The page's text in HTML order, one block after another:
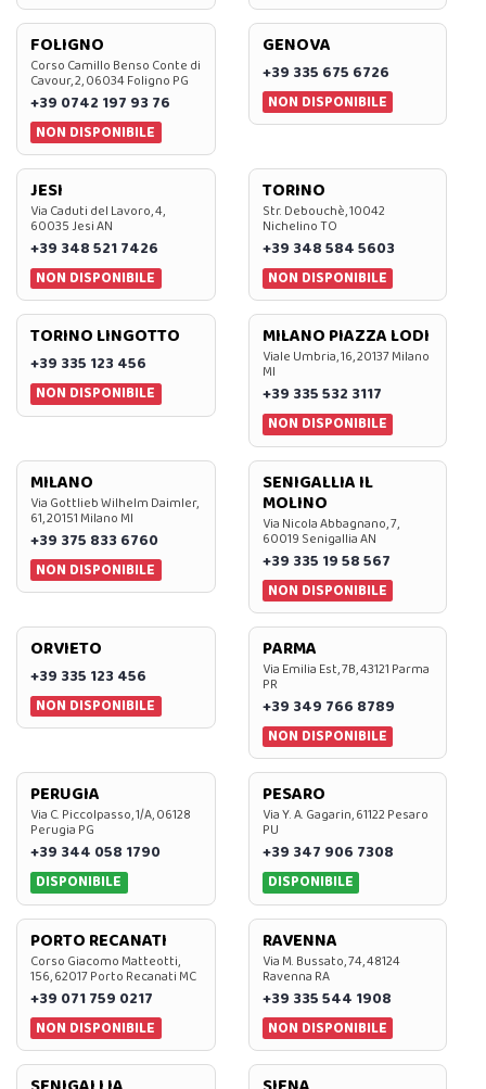
FOLIGNO
Corso Camillo Benso Conte di
Cavour, 2, 06034 Foligno PG
+39 0742 197 93 76
NON DISPONIBILE
GENOVA
+39 335 675 6726
NON DISPONIBILE
JESI
Via Caduti del Lavoro, 4,
60035 Jesi AN
+39 348 521 7426
NON DISPONIBILE
TORINO
Str. Debouchè, 10042
Nichelino TO
+39 348 584 5603
NON DISPONIBILE
TORINO LINGOTTO
+39 335 123 456
NON DISPONIBILE
MILANO PIAZZA LODI
Viale Umbria, 16, 20137 Milano
MI
+39 335 532 3117
NON DISPONIBILE
MILANO
Via Gottlieb Wilhelm Daimler,
61, 20151 Milano MI
+39 375 833 6760
NON DISPONIBILE
SENIGALLIA IL
MOLINO
Via Nicola Abbagnano, 7,
60019 Senigallia AN
+39 335 19 58 567
NON DISPONIBILE
ORVIETO
+39 335 123 456
NON DISPONIBILE
PARMA
Via Emilia Est, 7B, 43121 Parma
PR
+39 349 766 8789
NON DISPONIBILE
PERUGIA
Via C. Piccolpasso, 1/A, 06128
Perugia PG
+39 344 058 1790
DISPONIBILE
PESARO
Via Y. A. Gagarin, 61122 Pesaro
PU
+39 347 906 7308
DISPONIBILE
PORTO RECANATI
Corso Giacomo Matteotti,
156, 62017 Porto Recanati MC
+39 071 759 0217
NON DISPONIBILE
RAVENNA
Via M. Bussato, 74, 48124
Ravenna RA
+39 335 544 1908
NON DISPONIBILE